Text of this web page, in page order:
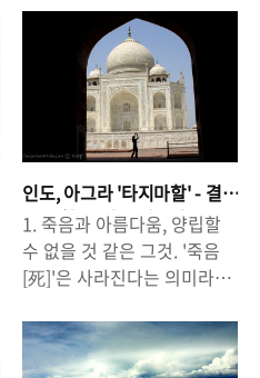
밍'을 하지 않고도 '구글 지
도'를 이용할 수 있다는 사실
을 알고 있었나요? 해외 데이
터로밍이 하루에 9천원 인데
요, 3일, 4일 여행을 하는 것
이라면 큰 부담이 안 될지도
모르지만, 1주일, 10일, 15일
씩 여행을 하게되면 사실 은
근히 ..
리에게 많은 것을 주고, 느끼
게 해 준다고 말한다. '화산'이
라고 불리는 산은 전 세계 어
디를 가든 '명소'로 꼽힌다. 우
리나라의 대표적인 화산인 제
주도 '한라산'은 우리나라의
관광 명소일뿐만 아니라 제주
도가 '세계 7대 자연 경관'에
선정된 것의 핵심이라고 할
수 있다. 또한, 마찬가지로 화
산 폭발로 생겨난 섬 '울릉
찾는 곳이다. 사람들이 '화
산'활동으로 인해 생겨난
인도, 아그라 '타지마할' - 결
코 놓칠 수 없는 아름다움.
1. 죽음과 아름다움, 양립할
수 없을 것 같은 그것. '죽음
[死]'은 사라진다는 의미라고
이 세상과의 결별은 어쩌면
'아름다움'의 종결이라고 말